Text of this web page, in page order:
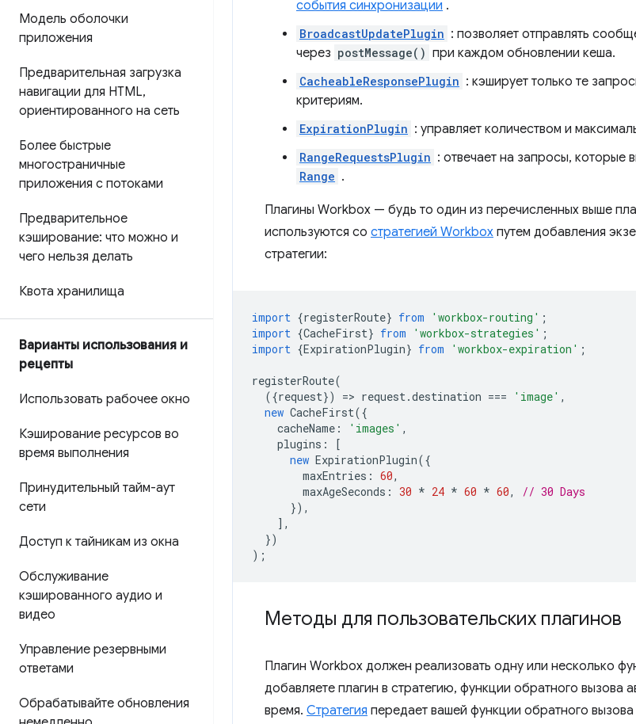
Модель оболочки
приложения
Предварительная загрузка
навигации для HTML,
ориентированного на сеть
Более быстрые
многостраничные
приложения с потоками
Предварительное
кэширование: что можно и
чего нельзя делать
Квота хранилища
Варианты использования и
рецепты
Использовать рабочее окно
Кэширование ресурсов во
время выполнения
Принудительный тайм-аут
сети
Доступ к тайникам из окна
Обслуживание
кэшированного аудио и
видео
Управление резервными
ответами
Обрабатывайте обновления
события синхронизации .
BroadcastUpdatePlugin : позволяет отправлять
через postMessage() при каждом обновлении кеша.
CacheableResponsePlugin : кэширует только те
критериям.
ExpirationPlugin : управляет количеством и
RangeRequestsPlugin : отвечает на запросы, которые
Range .
Плагины Workbox — будь то один из перечисленных выше
используются со стратегией Workbox путем добавления
стратегии:
import {registerRoute} from 'workbox-routing' ;
import {CacheFirst} from 'workbox-strategies' ;
import {ExpirationPlugin} from 'workbox-expiration' ;
registerRoute(
({request}) => request.destination === 'image' ,
new CacheFirst({
cacheName : 'images' ,
plugins :
[
new ExpirationPlugin({
maxEntries : 60,
maxAgeSeconds : 30 * 24 * 60 * 60,
// 30 Days
}),
],
})
);
Методы для пользовательских плагинов
Плагин Workbox должен реализовать одну или несколько
добавляете плагин в стратегию, функции обратного вызова
время. Стратегия передает вашей функции обратного